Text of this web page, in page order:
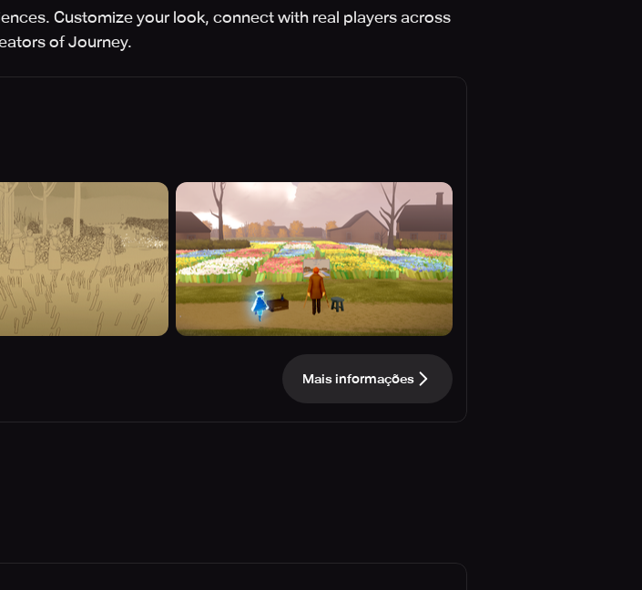
Customize your look, connect with real players across
of Journey.
Mais informações